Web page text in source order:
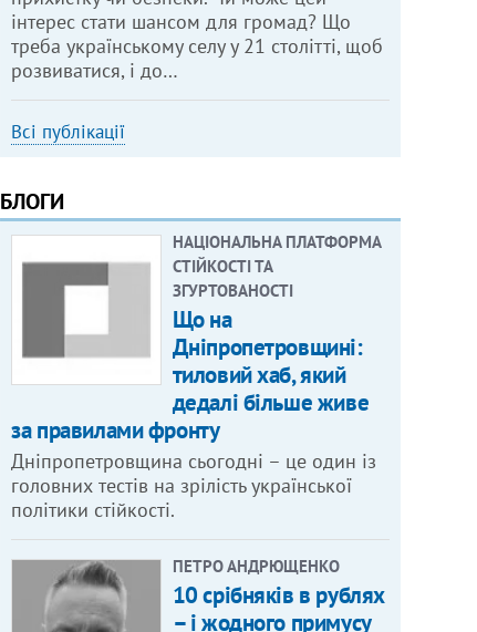
інтерес стати шансом для громад? Що
треба українському селу у 21 столітті, щоб
розвиватися, і до…
Всі публікації
БЛОГИ
НАЦІОНАЛЬНА ПЛАТФОРМА
СТІЙКОСТІ ТА
ЗГУРТОВАНОСТІ
Що на
Дніпропетровщині:
тиловий хаб, який
дедалі більше живе
за правилами фронту
Дніпропетровщина сьогодні – це один із
головних тестів на зрілість української
політики стійкості.
ПЕТРО АНДРЮЩЕНКО
10 срібняків в рублях
– і жодного примусу